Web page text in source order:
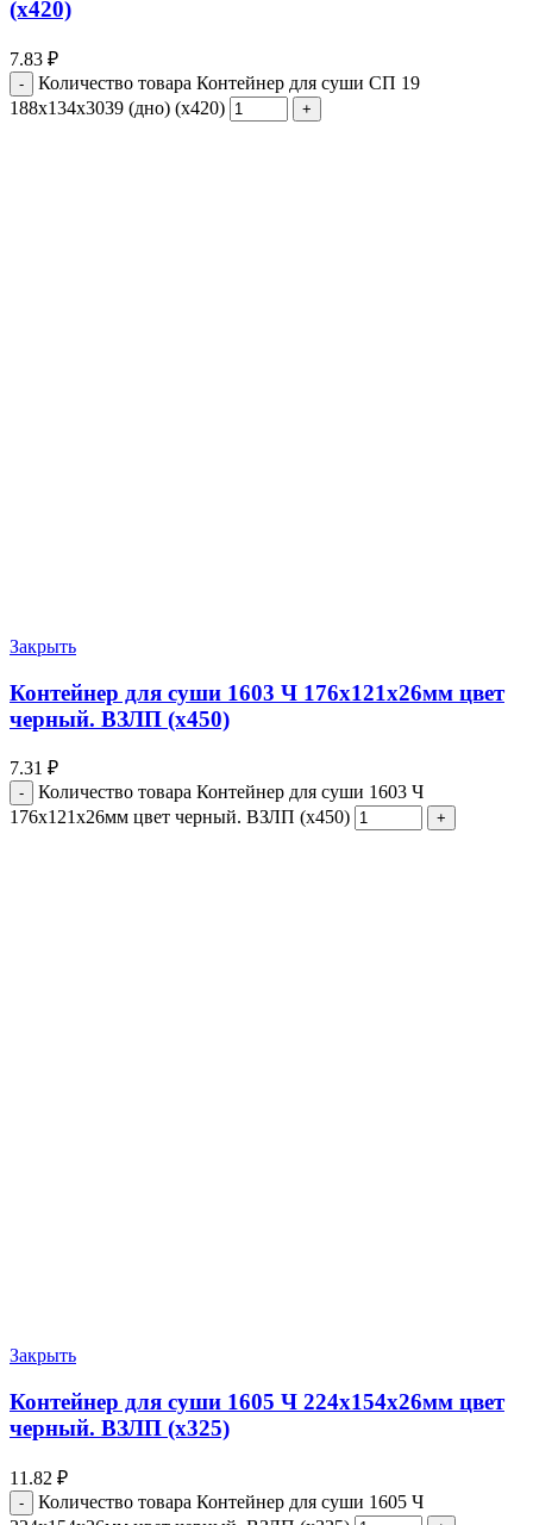
(х420)
7.83 ₽
Количество товара Контейнер для суши СП 19
188х134х3039 (дно) (х420)
Закрыть
Контейнер для суши 1603 Ч 176х121х26мм цвет
черный. ВЗЛП (х450)
7.31 ₽
Количество товара Контейнер для суши 1603 Ч
176х121х26мм цвет черный. ВЗЛП (х450)
Закрыть
Контейнер для суши 1605 Ч 224х154х26мм цвет
черный. ВЗЛП (х325)
11.82 ₽
Количество товара Контейнер для суши 1605 Ч